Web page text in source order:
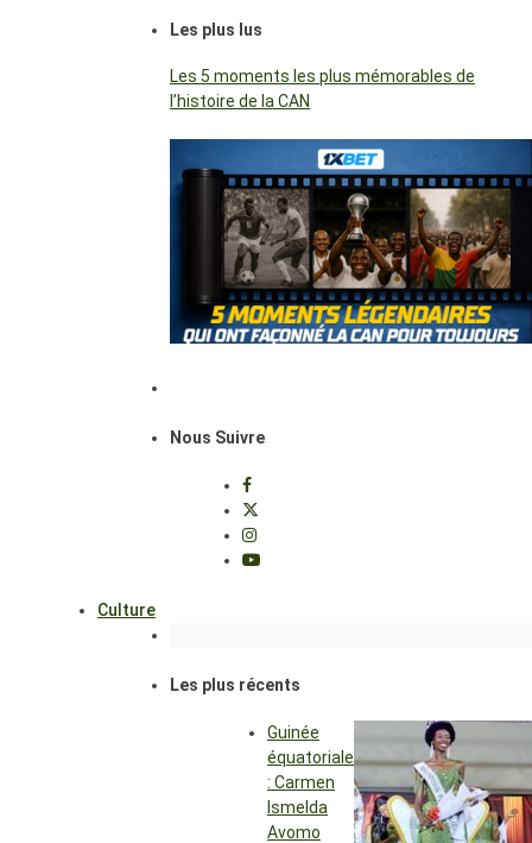
Les plus lus
Les 5 moments les plus mémorables de
l’histoire de la CAN
Nous Suivre
Culture
Les plus récents
Guinée
équatoriale
: Carmen
Ismelda
Avomo